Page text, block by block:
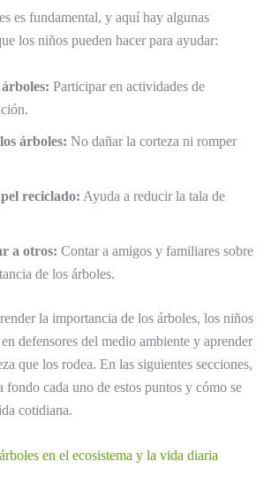
es fundamental, y aquí hay algunas
los niños pueden hacer para ayudar:
Participar en actividades de
árboles: No dañar la corteza ni romper
reciclado: Ayuda a reducir la tala de
a otros: Contar a amigos y familiares sobre
de los árboles.
la importancia de los árboles, los niños
defensores del medio ambiente y aprender
que los rodea. En las siguientes secciones,
fondo cada uno de estos puntos y cómo se
cotidiana.
en el ecosistema y la vida diaria